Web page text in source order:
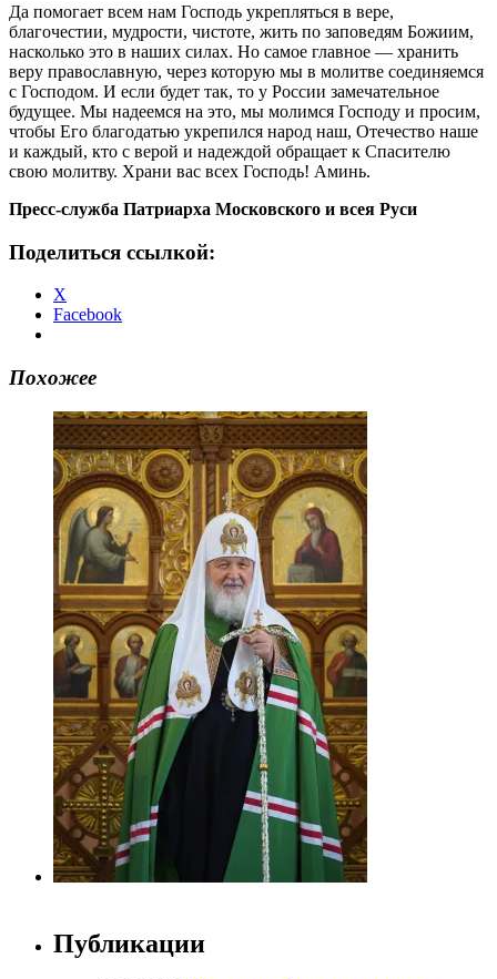
Да помогает всем нам Господь укрепляться в вере,
благочестии, мудрости, чистоте, жить по заповедям Божиим,
насколько это в наших силах. Но самое главное — хранить
веру православную, через которую мы в молитве соединяемся
с Господом. И если будет так, то у России замечательное
будущее. Мы надеемся на это, мы молимся Господу и просим,
чтобы Его благодатью укрепился народ наш, Отечество наше
и каждый, кто с верой и надеждой обращает к Спасителю
свою молитву. Храни вас всех Господь! Аминь.
Пресс-служба Патриарха Московского и всея Руси
Поделиться ссылкой:
X
Facebook
Похожее
Публикации